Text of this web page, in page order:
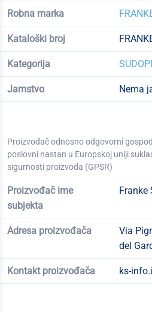
Robna marka
Kataloški broj
Kategorija
Jamstvo Nema
Proizvođač odnosno odgovorni
poslovni nastan u Europskoj uniji
sigurnosti proizvoda (GPSR)
Proizvođač ime
subjekta
Franke
Adresa proizvođača
Via
del
Kontakt proizvođača ks-